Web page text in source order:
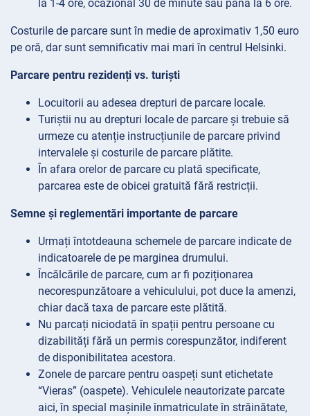
la 1-4 ore, ocazional 30 de minute sau până la 6 ore.
Costurile de parcare sunt în medie de aproximativ 1,50 euro
pe oră, dar sunt semnificativ mai mari în centrul Helsinki.
Parcare pentru rezidenți vs. turiști
Locuitorii au adesea drepturi de parcare locale.
Turiștii nu au drepturi locale de parcare și trebuie să
urmeze cu atenție instrucțiunile de parcare privind
intervalele și costurile de parcare plătite.
În afara orelor de parcare cu plată specificate,
parcarea este de obicei gratuită fără restricții.
Semne și reglementări importante de parcare
Urmați întotdeauna schemele de parcare indicate de
indicatoarele de pe marginea drumului.
Încălcările de parcare, cum ar fi poziționarea
necorespunzătoare a vehiculului, pot duce la amenzi,
chiar dacă taxa de parcare este plătită.
Nu parcați niciodată în spații pentru persoane cu
dizabilități fără un permis corespunzător, indiferent
de disponibilitatea acestora.
Zonele de parcare pentru oaspeți sunt etichetate
“Vieras” (oaspete). Vehiculele neautorizate parcate
aici, în special mașinile înmatriculate în străinătate,